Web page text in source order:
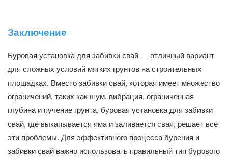
Заключение
Буровая установка для забивки свай — отличный вариант
для сложных условий мягких грунтов на строительных
площадках. Вместо забивки свай, которая имеет множество
ограничений, таких как шум, вибрация, ограниченная
глубина и пучение грунта, буровая установка для забивки
свай, где выкапывается яма и заливается свая, решает все
эти проблемы. Для эффективного процесса бурения и
забивки свай важно использовать правильный тип бурового